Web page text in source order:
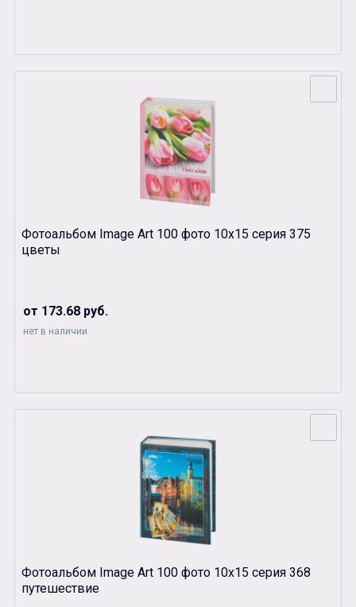
Фотоальбом Image Art 100 фото 10х15 серия 375
цветы
от 173.68 руб.
нет в наличии
Фотоальбом Image Art 100 фото 10х15 серия 368
путешествие